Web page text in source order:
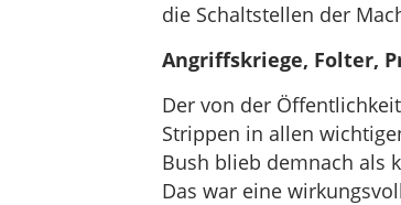
die Schaltstellen der
Angriffskriege, Folter,
Der von der
Strippen in allen
Bush blieb demnach als
Das war eine